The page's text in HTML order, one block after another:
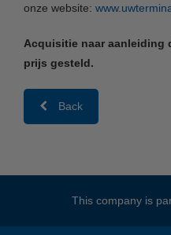
onze website:
Acquisitie naar aanleiding
prijs gesteld.
Back
This company is